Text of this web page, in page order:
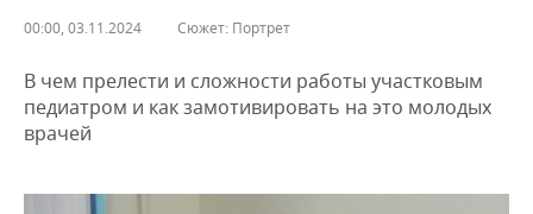
ДЕКЛАРАЦИИ О ДОХОДАХ
КОРОЛИ ГОСЗАКАЗА ПФО
ВУЗЫ ТАТАРСТАНА
КОМУ ПРИНАДЛЕЖАТ
НОВОСТИ ЭКОНОМИКИ
ФИНАНСЫ
БАНКИ
БЮДЖЕТ
ПРОМЫШЛЕННОСТЬ
НОВОСТИ
ПРОМЫШЛЕННОСТИ
НЕДВИЖИМОСТЬ
НОВОСТИ НЕДВИЖИМОСТИ
АВТО
НОВОСТИ АВТО
БИЗНЕС
00:00, 03.11.2024 Сюжет: Портрет
В чем прелести и сложности работы участковым
педиатром и как замотивировать на это молодых
врачей